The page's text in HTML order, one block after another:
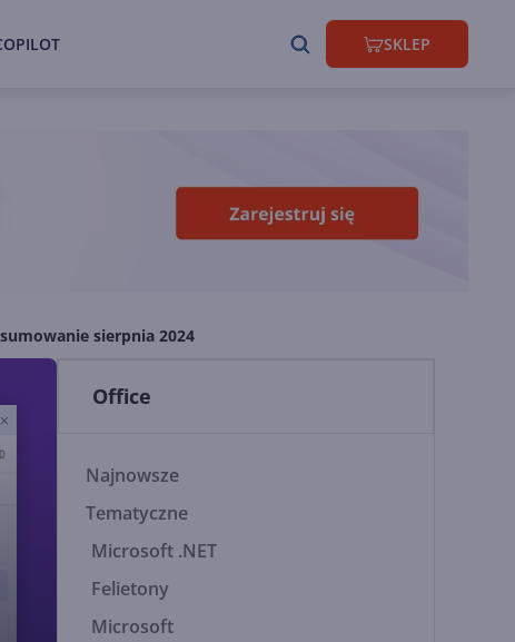
SKLEP
sierpnia 2024
Office
Najnowsze
Tematyczne
Microsoft .NET
Felietony
Microsoft